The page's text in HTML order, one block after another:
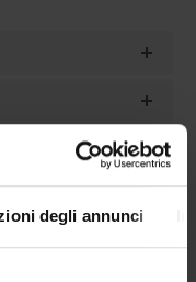
degli annunci